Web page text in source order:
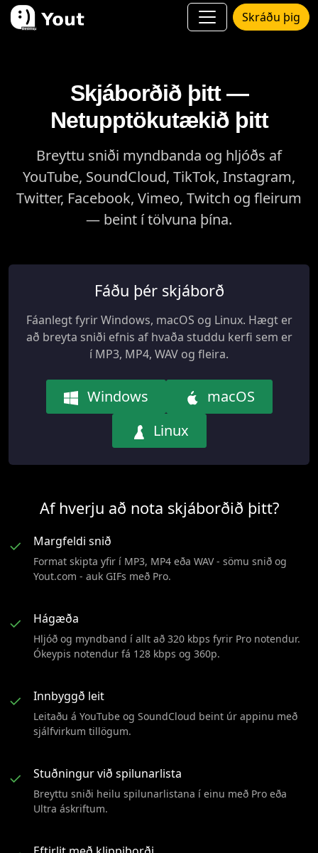
Skráðu þig
Skjáborðið þitt —
Netupptökutækið þitt
Breyttu sniði myndbanda og hljóðs af
YouTube, SoundCloud, TikTok, Instagram,
Twitter, Facebook, Vimeo, Twitch og fleirum
— beint í tölvuna þína.
Fáðu þér skjáborð
Fáanlegt fyrir Windows, macOS og Linux. Hægt er
að breyta sniði efnis af hvaða studdu kerfi sem er
í MP3, MP4, WAV og fleira.
Windows
macOS
Linux
Af hverju að nota skjáborðið þitt?
✓
Margfeldi snið
Format skipta yfir í MP3, MP4 eða WAV - sömu snið og
Yout.com - auk GIFs með Pro.
✓ Hágæða
Hljóð og myndband í allt að 320 kbps fyrir Pro notendur.
Ókeypis notendur fá 128 kbps og 360p.
✓ Innbyggð leit
Leitaðu á YouTube og SoundCloud beint úr appinu með
sjálfvirkum tillögum.
✓ Stuðningur við spilunarlista
Breyttu sniði heilu spilunarlistana í einu með Pro eða
Ultra áskriftum.